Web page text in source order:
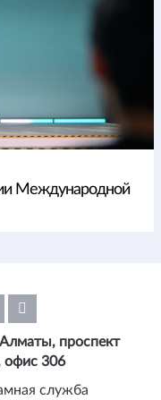
Международной
проспект
306
служба